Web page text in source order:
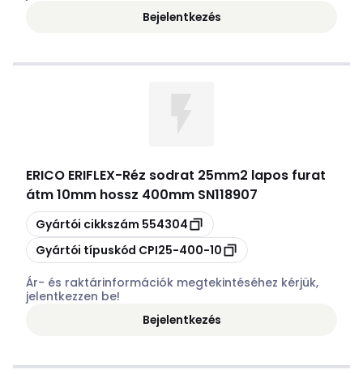
Bejelentkezés
ERICO ERIFLEX-Réz sodrat 25mm2 lapos furat
átm 10mm hossz 400mm SN118907
Másolás
Gyártói cikkszám 554304
Másolás
Gyártói típuskód CPI25-400-10
Ár- és raktárinformációk megtekintéséhez kérjük,
jelentkezzen be!
Bejelentkezés